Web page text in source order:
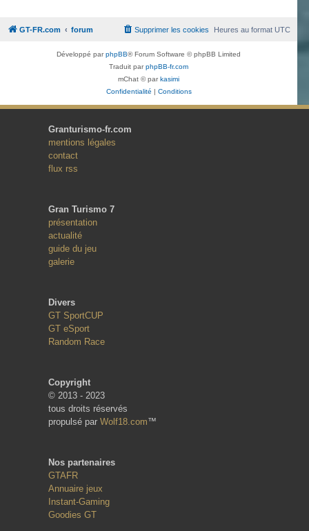
GT-FR.com forum Heures au formatUTC
Supprimer les cookies
Développé parphpBB® Forum Software © phpBB Limited
Traduit parphpBB-fr.com
mChat © parkasimi
Confidentialité | Conditions
Granturismo-fr.com
mentions légales
contact
flux rss
Gran Turismo 7
présentation
actualité
guide du jeu
galerie
Divers
GT SportCUP
GT eSport
Random Race
Copyright
© 2013 - 2023
tous droits réservés
propulsé par Wolf18.com™
Nos partenaires
GTAFR
Annuaire jeux
Instant-Gaming
Goodies GT